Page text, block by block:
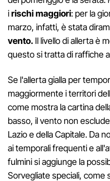
irischi maggiori: per la
marzo, infatti, è stata
vento. Il livello di allerta è
questo si tratta di raffiche
Se l'allerta gialla per
maggiormente i territori
come mostra la cartina
basso, il vento non
Lazio e della Capitale. Da
ai temporali frequenti e
fulmini si aggiunge la
Sorvegliate speciali, come